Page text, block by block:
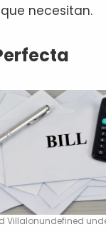
necesitan.
Villalonundefined